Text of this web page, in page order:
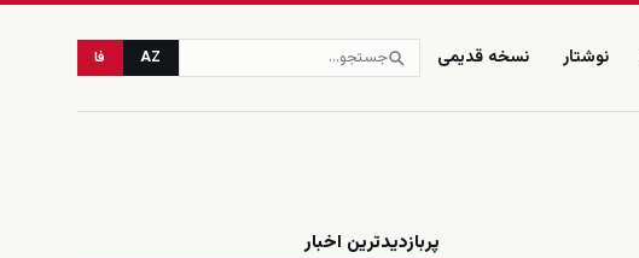
نوشتار نسخه قدیمی AZ فا
پربازدیدترین اخبار